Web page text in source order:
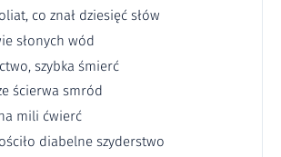
co znał dziesięć słów
słonych wód
szybka śmierć
ścierwa smród
mili ćwierć
diabelne szyderstwo